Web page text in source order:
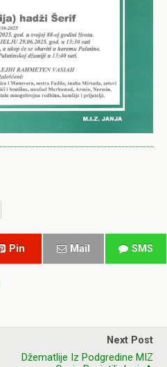
Pin Mail SMS
Next Post
Džematlije Iz Podgredine MIZ